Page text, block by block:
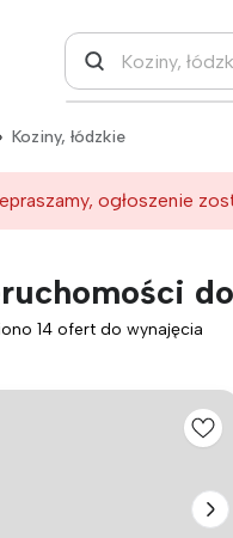
Koziny, łódzkie
ogłoszenie
14 ofert do wynajęcia